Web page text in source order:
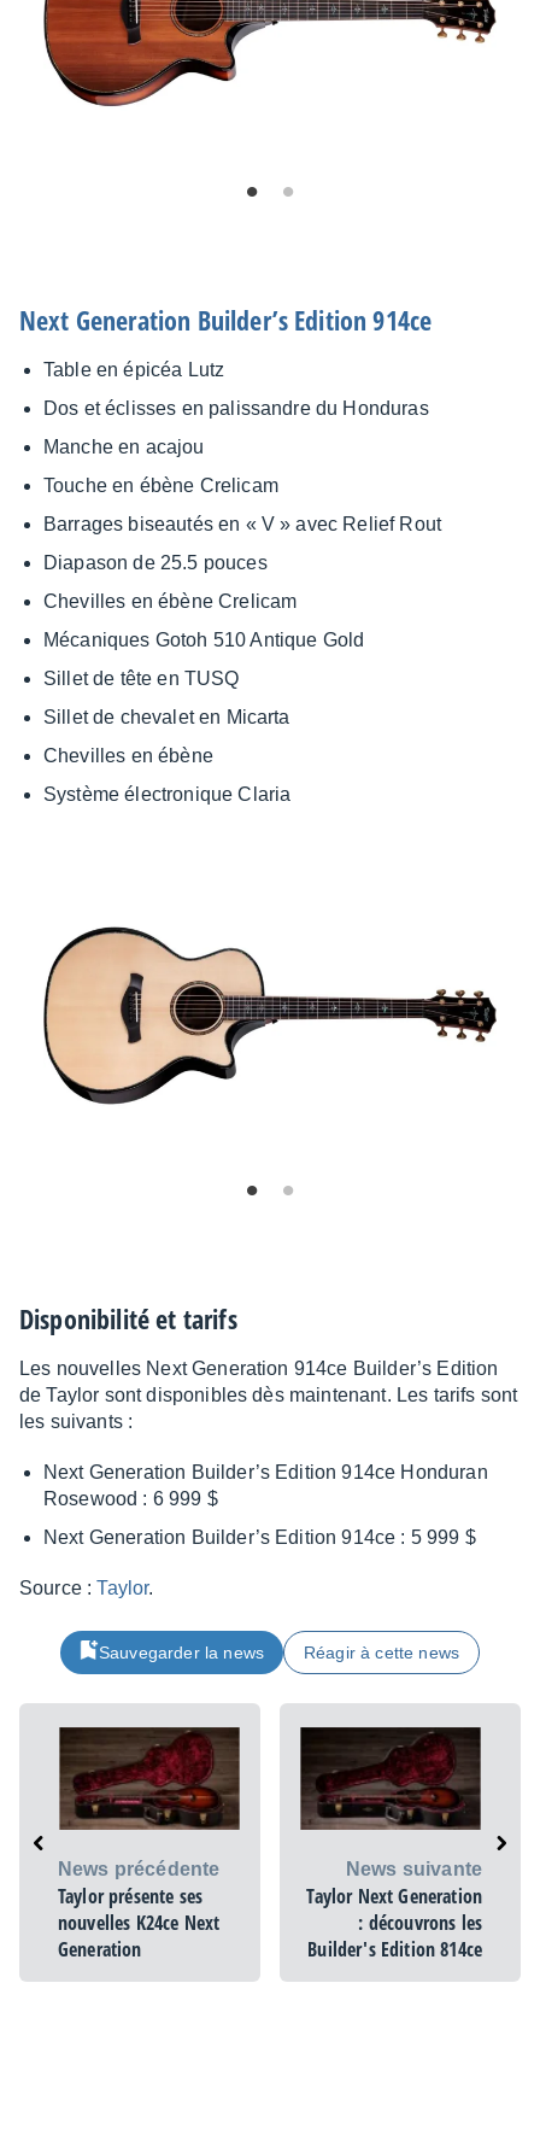
Next Gene­ra­tion Buil­der’s Edition 914ce
Table en épicéa Lutz
Dos et éclisses en palis­sandre du Hondu­ras
Manche en acajou
Touche en ébène Creli­cam
Barrages biseau­tés en « V » avec Relief Rout
Diapa­son de 25.5 pouces
Chevilles en ébène Creli­cam
Méca­niques Gotoh 510 Antique Gold
Sillet de tête en TUSQ
Sillet de cheva­let en Micarta
Chevilles en ébène
Système élec­tro­nique Claria
Dispo­ni­bi­lité et tarifs
Les nouvelles Next Gene­ra­tion 914ce Buil­der’s Edition
de Taylor sont dispo­nibles dès main­te­nant. Les tarifs sont
les suivants :
Next Gene­ra­tion Buil­der’s Edition 914ce Hondu­ran
Rose­wood : 6 999 $
Next Gene­ra­tion Buil­der’s Edition 914ce : 5 999 $
Source :Taylor.
Sauvegarder la news Réagir à cette news
News précédente
Taylor présente ses
nouvelles K24ce Next
Generation
News suivante
Taylor Next Generation
: découvrons les
Builder's Edition 814ce